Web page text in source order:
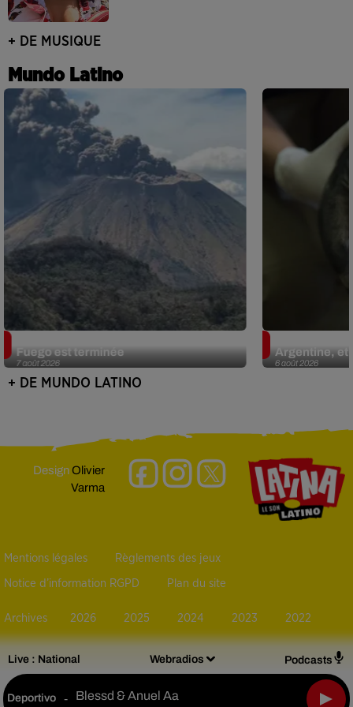
Live : National Webradios Podcasts
Deportivo - Blessd & Anuel Aa
+ DE MUSIQUE
Mundo Latino
7 août 2026
Fuego est terminée
6 août 2026
Argentine, et
+ DE MUNDO LATINO
DesignOlivier
Varma
Mentions légales Règlements des jeux
Notice d’information RGPD Plan du site
Archives 2026 2025 2024 2023 2022